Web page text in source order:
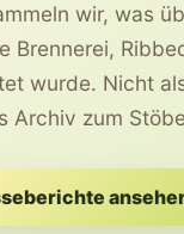
wir, was
Brennerei,
wurde. Nicht
Archiv zum